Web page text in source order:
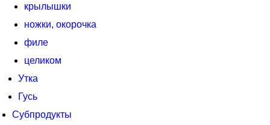
крылышки
ножки, окорочка
филе
целиком
Утка
Гусь
Субпродукты